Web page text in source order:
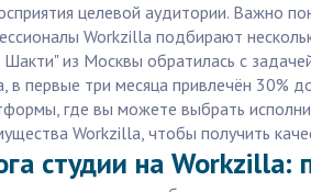
целевой аудитории. Важно
Workzilla подбирают
из Москвы обратилась с
первые три месяца привлечён 30%
где вы можете выбрать
Workzilla, чтобы получить
студии на Workzilla: